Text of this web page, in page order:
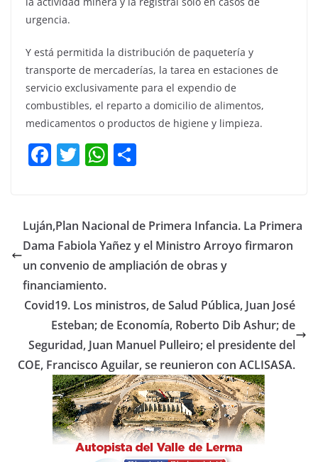
urgencia.
Y está permitida la distribución de paquetería y
transporte de mercaderías, la tarea en estaciones de
servicio exclusivamente para el expendio de
combustibles, el reparto a domicilio de alimentos,
medicamentos o productos de higiene y limpieza.
F
e
b
o
o
k
T
er
W
s
A
p
p
ar
tir
Luján,Plan Nacional de Primera Infancia. La Primera
Dama Fabiola Yañez y el Ministro Arroyo firmaron
un convenio de ampliación de obras y
financiamiento.
Covid19. Los ministros, de Salud Pública, Juan José
Esteban; de Economía, Roberto Dib Ashur; de
Seguridad, Juan Manuel Pulleiro; el presidente del
COE, Francisco Aguilar, se reunieron con ACLISASA.